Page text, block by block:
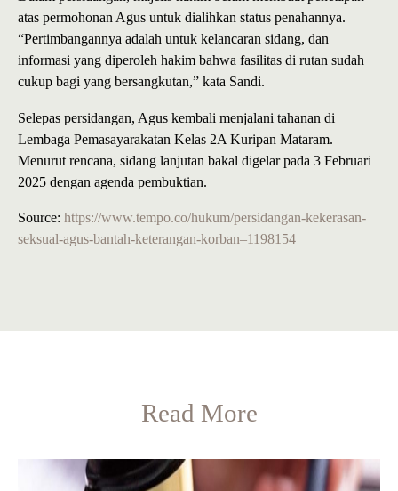
atas permohonan Agus untuk dialihkan status penahannya.
“Pertimbangannya adalah untuk kelancaran sidang, dan
informasi yang diperoleh hakim bahwa fasilitas di rutan sudah
cukup bagi yang bersangkutan,” kata Sandi.
Selepas persidangan, Agus kembali menjalani tahanan di
Lembaga Pemasayarakatan Kelas 2A Kuripan Mataram.
Menurut rencana, sidang lanjutan bakal digelar pada 3 Februari
2025 dengan agenda pembuktian.
Source: https://www.tempo.co/hukum/persidangan-kekerasan-
seksual-agus-bantah-keterangan-korban–1198154
Read More